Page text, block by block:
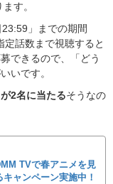
す。
」までの期間
話数まで視聴すると
できるので、「どう
いです。
2名に当たるそうなの
TVで春アニメを見
ャンペーン実施中！